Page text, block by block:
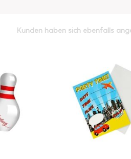
Kunden haben sich ebenfalls